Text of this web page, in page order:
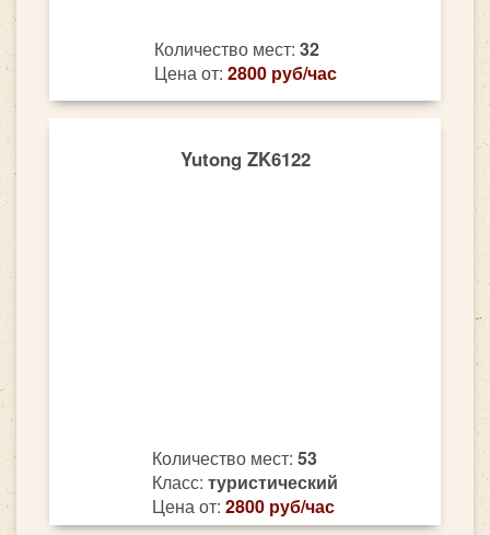
Количество мест: 32
Цена от: 2800 руб/час
Yutong ZK6122
Количество мест: 53
Класс: туристический
Цена от: 2800 руб/час